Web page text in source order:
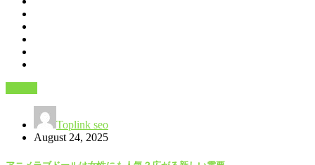
Toplink seo
August 24, 2025